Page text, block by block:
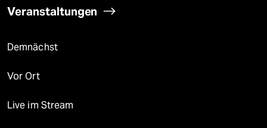
Veranstaltungen
Demnächst
Vor Ort
Live im Stream